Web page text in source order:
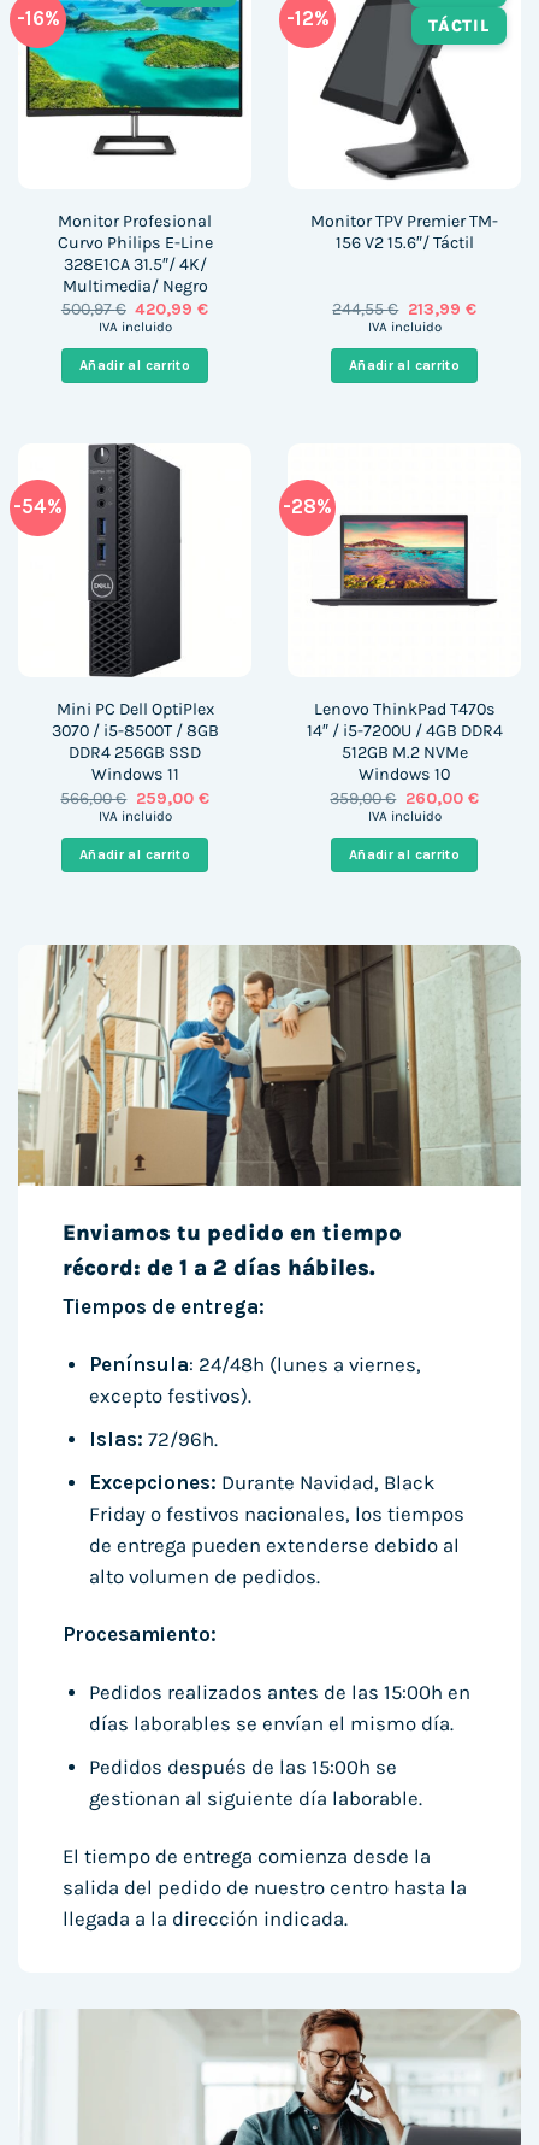
-16%
Monitor Profesional
Curvo Philips E-Line
328E1CA 31.5″/ 4K/
Multimedia/ Negro
500,97€ El
precio
era:
500,97 €.
420,99€El
es:
420,99 €.
IVA incluido
Añadir al carrito
-12%
TÁCTIL
Monitor TPV Premier TM-
156 V2 15.6″/ Táctil
244,55€ El
precio
era:
244,55 €.
213,99 €El
es:
213,99
IVA incluido
Añadir al carrito
-54%
Mini PC Dell OptiPlex
3070 / i5-8500T / 8GB
DDR4 256GB SSD
Windows 11
566,00€ El
precio
era:
566,00 €.
259,00 €El
es:
259,00 €.
IVA incluido
Añadir al carrito
-28%
Lenovo ThinkPad T470s
14″ / i5-7200U / 4GB DDR4
512GB M.2 NVMe
Windows 10
359,00€ El
precio
era:
359,00 €.
260,00 €El
es:
260,00
IVA incluido
Añadir al carrito
Enviamos tu pedido en tiempo
récord: de 1 a 2 días hábiles.
Tiempos de entrega:
Península: 24/48h (lunes a viernes,
excepto festivos).
Islas: 72/96h.
Excepciones: Durante Navidad, Black
Friday o festivos nacionales, los tiempos
de entrega pueden extenderse debido al
alto volumen de pedidos.
Procesamiento:
Pedidos realizados antes de las 15:00h en
días laborables se envían el mismo día.
Pedidos después de las 15:00h se
gestionan al siguiente día laborable.
El tiempo de entrega comienza desde la
salida del pedido de nuestro centro hasta la
llegada a la dirección indicada.